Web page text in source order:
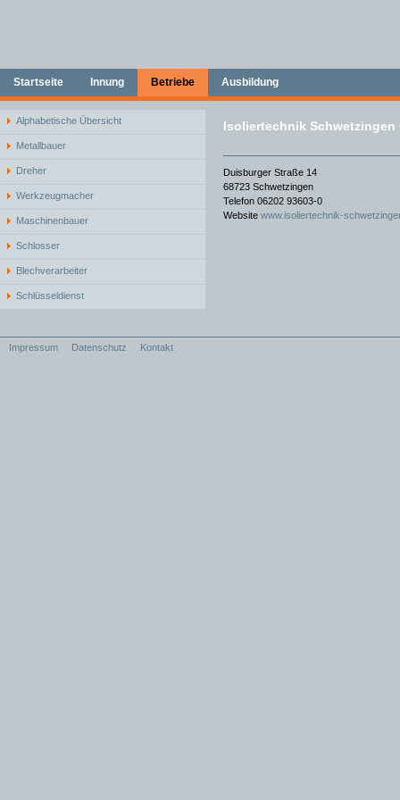
Startseite Innung Betriebe Ausbildung
Alphabetische Übersicht
Metallbauer
Dreher
Werkzeugmacher
Maschinenbauer
Schlosser
Blechverarbeiter
Schlüsseldienst
Isoliertechnik Schwetzingen
Duisburger Straße 14
68723 Schwetzingen
Telefon 06202 93603-0
Website www.isoliertechnik-
Impressum Datenschutz Kontakt